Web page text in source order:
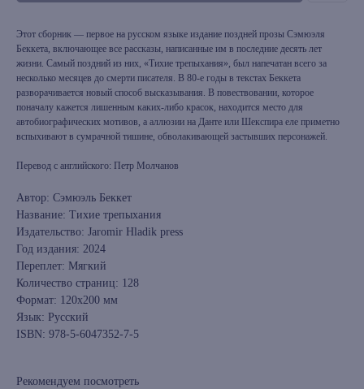
Этот сборник — первое на русском языке издание поздней прозы Сэмюэля
Беккета, включающее все рассказы, написанные им в последние десять лет
жизни. Самый поздний из них, «Тихие трепыхания», был напечатан всего за
несколько месяцев до смерти писателя. В 80-е годы в текстах Беккета
разворачивается новый способ высказывания. В повествовании, которое
поначалу кажется лишенным каких-либо красок, находится место для
автобиографических мотивов, а аллюзии на Данте или Шекспира еле приметно
вспыхивают в сумрачной тишине, обволакивающей застывших персонажей.
Перевод с английского: Петр Молчанов
Автор: Сэмюэль Беккет
Название: Тихие трепыхания
Издательство: Jaromir Hladik press
Год издания: 2024
Переплет: Мягкий
Количество страниц: 128
Формат: 120х200 мм
Язык: Русский
ISBN: 978-5-6047352-7-5
Рекомендуем посмотреть